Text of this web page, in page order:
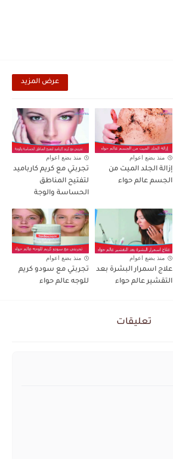
عرض المزيد
منذ بضع اعوام
إزالة الجلد الميت من
الجسم عالم حواء
منذ بضع اعوام
تجربتي مع كريم كارباميد
لتفتيح المناطق
الحساسة والوجة
منذ بضع اعوام
علاج اسمرار البشرة بعد
التقشير عالم حواء
منذ بضع اعوام
تجربتي مع سودو كريم
للوجه عالم حواء
تعليقات